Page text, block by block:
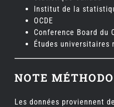
Institut de la
OCDE
Conference Board du
Études universitaires
NOTE
Les données proviennent